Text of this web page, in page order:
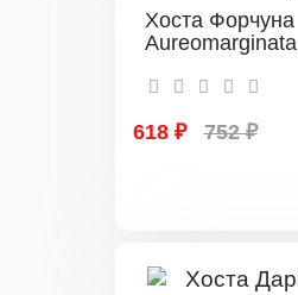
Хоста Форчуна
Аureomarginata
618 ₽ 752 ₽